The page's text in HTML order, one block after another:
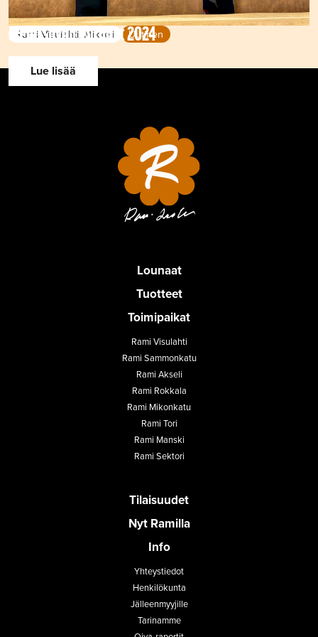
Rami Visulahti, Mikkeli Uutinen
Etelä-Savon Parhaat 2024
Lue lisää
Lounaat
Tuotteet
Toimipaikat
Rami Visulahti
Rami Sammonkatu
Rami Akseli
Rami Rokkala
Rami Mikonkatu
Rami Tori
Rami Manski
Rami Sektori
Tilaisuudet
Nyt Ramilla
Info
Yhteystiedot
Henkilökunta
Jälleenmyyjille
Tarinamme